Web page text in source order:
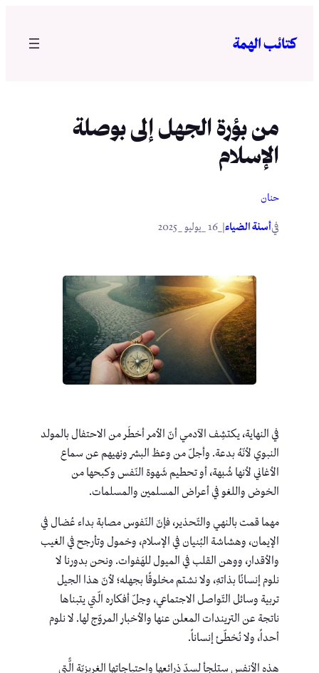
المحتوى
كتائب الهمة
من بؤرة الجهل إلى بوصلة
الإسلام
حنان
فيأسنة الضياء
في النهاية، يكتشِف الآدمي أنّ الأمر أخطَر من الاحتفال بالمولد
النبوي لأنّهُ بدعة. وأجلّ من وعظ البشر ونهيهم عن سماع
الأغاني لأنها شُبهة، أو تحطيم شَهوة النّفس وكبحها من
الخوض واللغو في أعراض المسلمين والمسلمات.
مهما قمت بالنهي والتّحذير، فإنّ النّفوس مصابة بداء عُضال في
الإيمان، وهشاشة البُنيان في الإسلام، وخمول وتأرجح في الغيب
والأقدار، ووهن القلب في الميول للهَفوات. ونحن بدورنا لا
نلوم إنسانًا بذاتهِ، ولا نشتم مخلوقًا بجهله؛ لأنّ هذا الجيل
تربية وسائل التّواصل الاجتماعي، وجلّ أفكاره الّتي يتبناها
ناتجة عن التريندات المعلن عنها والأخبار المروّج لها. لا نلوم
أحداً، ولا نُخطّئ إنساناً.
هذه الأنفس ستلجأ لسدّ ذرائعها واحتياجاتها الغريزيّة الًّتي